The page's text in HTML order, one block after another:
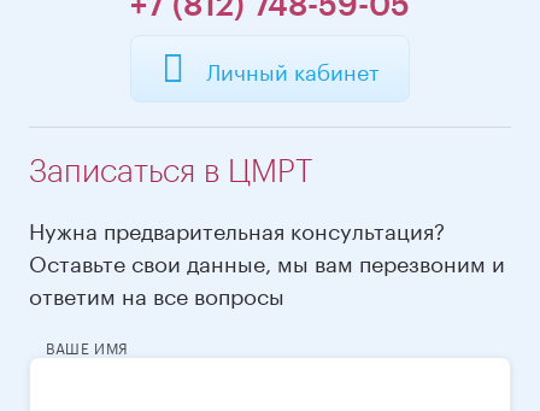
Личный кабинет
Записаться в ЦМРТ
Нужна предварительная консультация?
Оставьте свои данные, мы вам перезвоним и
ответим на все вопросы
ВАШЕ ИМЯ